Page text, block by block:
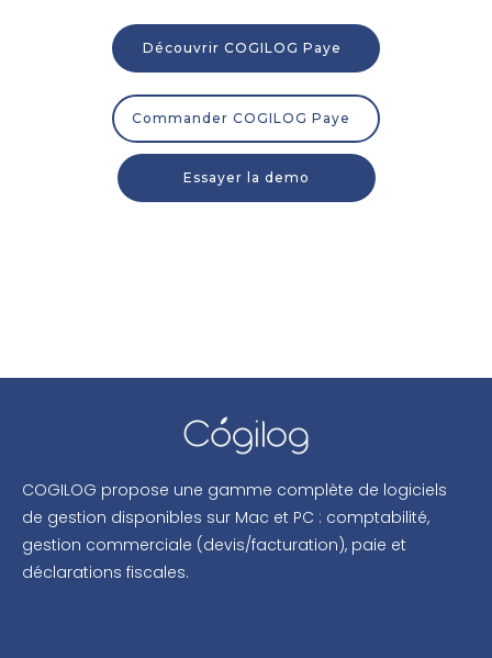
Découvrir COGILOG Paye
Commander COGILOG Paye
Essayer la demo
COGILOG propose une gamme complète de logiciels
de gestion disponibles sur Mac et PC : comptabilité,
gestion commerciale (devis/facturation), paie et
déclarations fiscales.